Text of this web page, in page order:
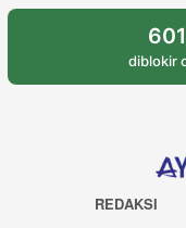
diblokir
REDAKSI